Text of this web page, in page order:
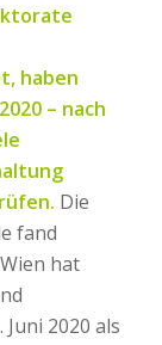
haben
– nach
Die
fand
hat
2020 als